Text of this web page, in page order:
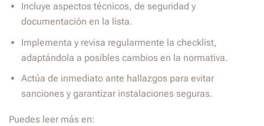
Incluye aspectos técnicos, de seguridad y
documentación en la lista.
Implementa y revisa regularmente la checklist,
adaptándola a posibles cambios en la normativa.
Actúa de inmediato ante hallazgos para evitar
sanciones y garantizar instalaciones seguras.
Puedes leer más en: